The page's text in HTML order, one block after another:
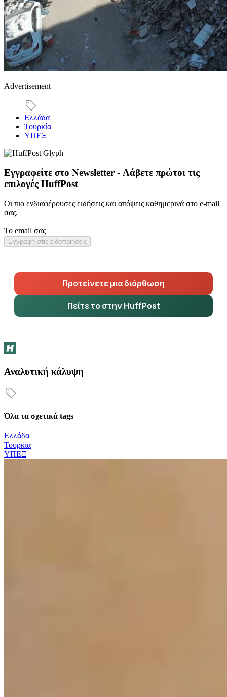
Advertisement
Ελλάδα
Τουρκία
ΥΠΕΞ
Εγγραφείτε στο Newsletter - Λάβετε πρώτοι τις
επιλογές HuffPost
Οι πιο ενδιαφέρουσες ειδήσεις και απόψεις καθημερινά στο e-mail
σας.
Το email σας
Εγγραφή στις ειδοποιήσεις
Προτείνετε μια διόρθωση
Πείτε το στην HuffPost
Αναλυτική κάλυψη
Όλα τα σχετικά tags
Ελλάδα
Τουρκία
ΥΠΕΞ